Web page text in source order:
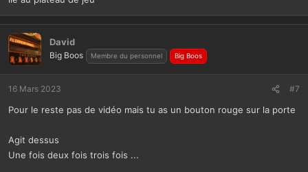
David
Big Boos Membre du personnel Big Boos
16 Mars 2023 #7
Pour le reste pas de vidéo mais tu as un bouton rouge sur la porte
Agit dessus
Une fois deux fois trois fois ...